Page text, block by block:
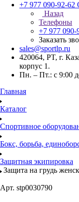
+7 977 090-92-62
Назад
Телефоны
+7 977 090-
Заказать
sales@sportlp.ru
420064, PT, г.
корпус 1.
Пн. – Пт.: с 9:00
Главная
Каталог
Спортивное
Бокс, борьба,
Защитная экипировка
Защита на грудь
Арт. stp0030790